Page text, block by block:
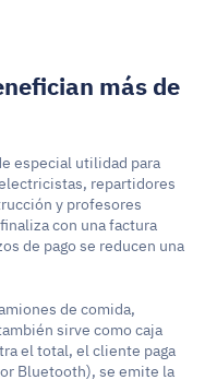
más de
especial utilidad para
repartidores
y profesores
con una factura
de pago se reducen una
de comida,
sirve como caja
el total, el cliente paga
Bluetooth), se emite la